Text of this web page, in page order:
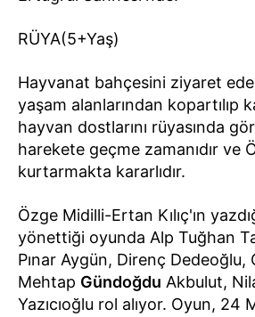
RÜYA(5+Yaş)
Hayvanat bahçesini ziyaret
yaşam alanlarından kopartılıp
hayvan dostlarını rüyasında
harekete geçme zamanıdır ve
kurtarmakta kararlıdır.
Özge Midilli-Ertan Kılıç'ın
yönettiği oyunda Alp Tuğhan
Pınar Aygün, Direnç Dedeoğlu,
Mehtap Gündoğdu Akbulut,
Yazıcıoğlu rol alıyor. Oyun, 24